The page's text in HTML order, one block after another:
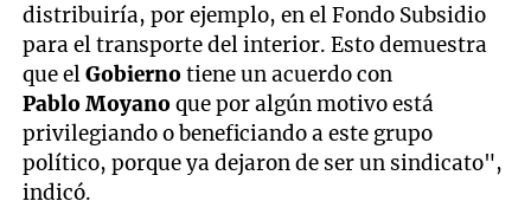
distribuiría, por ejemplo, en el Fondo Subsidio
para el transporte del interior. Esto demuestra
que elGobiernotiene un acuerdo con
PabloMoyanoque por algún motivo está
privilegiando o beneficiando a este grupo
político, porque ya dejaron de ser un sindicato",
indicó.